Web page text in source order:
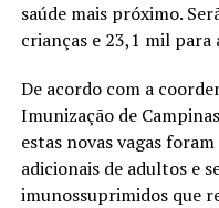
saúde mais próximo.
crianças e 23,1 mil para
De acordo com a
Imunização de
estas novas vagas
adicionais de adultos e
imunossuprimidos que